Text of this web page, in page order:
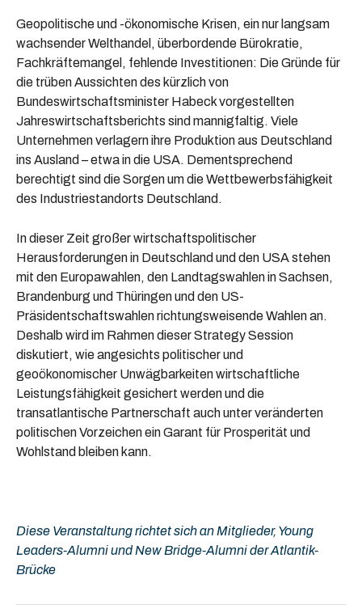
Geopolitische und -ökonomische Krisen, ein nur langsam
wachsender Welthandel, überbordende Bürokratie,
Fachkräftemangel, fehlende Investitionen: Die Gründe für
die trüben Aussichten des kürzlich von
Bundeswirtschaftsminister Habeck vorgestellten
Jahreswirtschaftsberichts sind mannigfaltig. Viele
Unternehmen verlagern ihre Produktion aus Deutschland
ins Ausland – etwa in die USA. Dementsprechend
berechtigt sind die Sorgen um die Wettbewerbsfähigkeit
des Industriestandorts Deutschland.
In dieser Zeit großer wirtschaftspolitischer
Herausforderungen in Deutschland und den USA stehen
mit den Europawahlen, den Landtagswahlen in Sachsen,
Brandenburg und Thüringen und den US-
Präsidentschaftswahlen richtungsweisende Wahlen an.
Deshalb wird im Rahmen dieser Strategy Session
diskutiert, wie angesichts politischer und
geoökonomischer Unwägbarkeiten wirtschaftliche
Leistungsfähigkeit gesichert werden und die
transatlantische Partnerschaft auch unter veränderten
politischen Vorzeichen ein Garant für Prosperität und
Wohlstand bleiben kann.
Diese Veranstaltung richtet sich an Mitglieder, Young
Leaders-Alumni und New Bridge-Alumni der Atlantik-
Brücke